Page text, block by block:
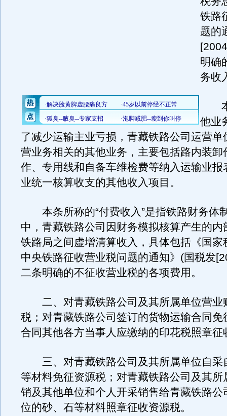
铁路
题的
明确
务收
本
他业
了减少运输主业亏损，青藏铁路公司运营单
营业务相关的其他业务，主要包括路内装卸
作、专用线和自备车维检费等纳入运输业报
业统一核算收支的其他收入项目。
本条所称的“付费收入”是指铁路财务体
中，青藏铁路公司因财务模拟核算产生的内
铁路局之间虚增清算收入，具体包括《国家
中央铁路征收营业税问题的通知》(国税发
二条明确的不征收营业税的各项费用。
二、对青藏铁路公司及其所属单位营业
税；对青藏铁路公司签订的货物运输合同免
合同其他各方当事人应缴纳的印花税照章征
三、对青藏铁路公司及其所属单位自采
等材料免征资源税；对青藏铁路公司及其所
销及其他单位和个人开采销售给青藏铁路公
位的砂、石等材料照章征收资源税。